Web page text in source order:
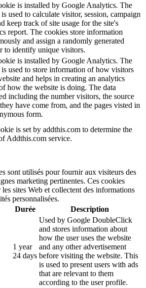
is installed by Google Analytics. The
used to calculate visitor, session, campaign
keep track of site usage for the site's
report. The cookies store information
and assign a randomly generated
to identify unique visitors.
is installed by Google Analytics. The
used to store information of how visitors
and helps in creating an analytics
how the website is doing. The data
including the number visitors, the source
have come from, and the pages visted in
form.
is set by addthis.com to determine the
Addthis.com service.
sont utilisés pour fournir aux visiteurs des
marketing pertinentes. Ces cookies
sites Web et collectent des informations
personnalisées.
Durée Description
1 year
24 days
Used by Google DoubleClick
and stores information about
how the user uses the website
and any other advertisement
before visiting the website. This
is used to present users with ads
that are relevant to them
according to the user profile.